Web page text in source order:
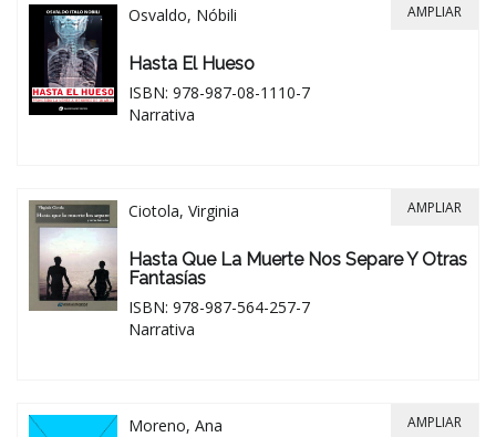
Osvaldo, Nóbili
Hasta El Hueso
ISBN: 978-987-08-1110-7
Narrativa
AMPLIAR
Ciotola, Virginia
Hasta Que La Muerte Nos Separe Y Otras
Fantasías
ISBN: 978-987-564-257-7
Narrativa
AMPLIAR
Moreno, Ana AMPLIAR